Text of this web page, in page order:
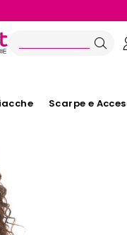
Scarpe e